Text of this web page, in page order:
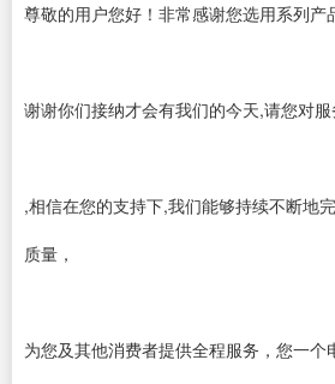
尊敬的用户您好！非常感谢您选用系列产
谢谢你们接纳才会有我们的今天,请您对
,相信在您的支持下,我们能够持续不断地
质量，
为您及其他消费者提供全程服务，您一个